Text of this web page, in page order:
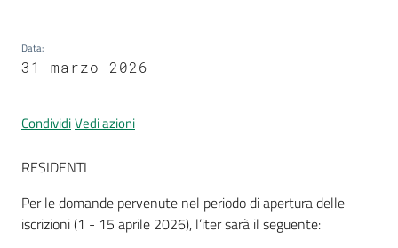
M
r
a
n
e
l
l
Data:
31 marzo 2026
CondividiVedi azioni
RESIDENTI
Per le domande pervenute nel periodo di apertura delle
iscrizioni (1 - 15 aprile 2026), l’iter sarà il seguente: